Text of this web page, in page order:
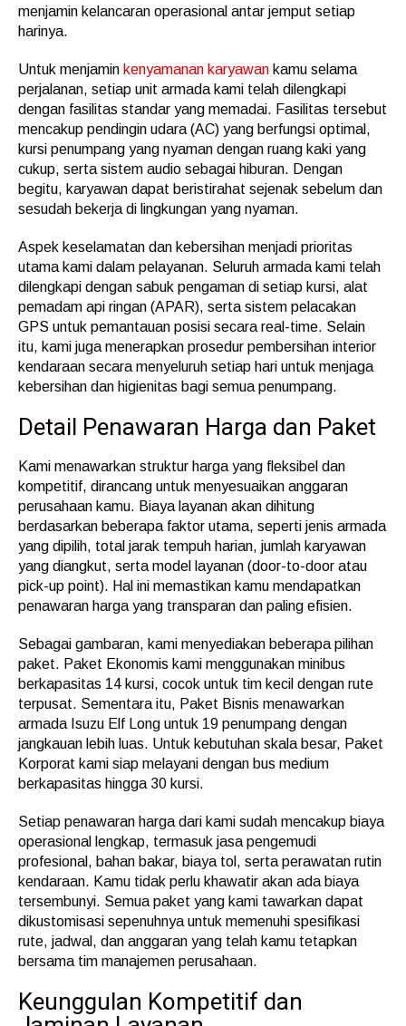
menjamin kelancaran operasional antar jemput setiap
harinya.
Untuk menjamin kenyamanan karyawan kamu selama
perjalanan, setiap unit armada kami telah dilengkapi
dengan fasilitas standar yang memadai. Fasilitas tersebut
mencakup pendingin udara (AC) yang berfungsi optimal,
kursi penumpang yang nyaman dengan ruang kaki yang
cukup, serta sistem audio sebagai hiburan. Dengan
begitu, karyawan dapat beristirahat sejenak sebelum dan
sesudah bekerja di lingkungan yang nyaman.
Aspek keselamatan dan kebersihan menjadi prioritas
utama kami dalam pelayanan. Seluruh armada kami telah
dilengkapi dengan sabuk pengaman di setiap kursi, alat
pemadam api ringan (APAR), serta sistem pelacakan
GPS untuk pemantauan posisi secara real-time. Selain
itu, kami juga menerapkan prosedur pembersihan interior
kendaraan secara menyeluruh setiap hari untuk menjaga
kebersihan dan higienitas bagi semua penumpang.
Detail Penawaran Harga dan Paket
Kami menawarkan struktur harga yang fleksibel dan
kompetitif, dirancang untuk menyesuaikan anggaran
perusahaan kamu. Biaya layanan akan dihitung
berdasarkan beberapa faktor utama, seperti jenis armada
yang dipilih, total jarak tempuh harian, jumlah karyawan
yang diangkut, serta model layanan (door-to-door atau
pick-up point). Hal ini memastikan kamu mendapatkan
penawaran harga yang transparan dan paling efisien.
Sebagai gambaran, kami menyediakan beberapa pilihan
paket. Paket Ekonomis kami menggunakan minibus
berkapasitas 14 kursi, cocok untuk tim kecil dengan rute
terpusat. Sementara itu, Paket Bisnis menawarkan
armada Isuzu Elf Long untuk 19 penumpang dengan
jangkauan lebih luas. Untuk kebutuhan skala besar, Paket
Korporat kami siap melayani dengan bus medium
berkapasitas hingga 30 kursi.
Setiap penawaran harga dari kami sudah mencakup biaya
operasional lengkap, termasuk jasa pengemudi
profesional, bahan bakar, biaya tol, serta perawatan rutin
kendaraan. Kamu tidak perlu khawatir akan ada biaya
tersembunyi. Semua paket yang kami tawarkan dapat
dikustomisasi sepenuhnya untuk memenuhi spesifikasi
rute, jadwal, dan anggaran yang telah kamu tetapkan
bersama tim manajemen perusahaan.
Keunggulan Kompetitif dan